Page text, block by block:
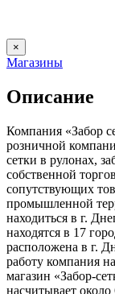
×
Магазины
Описание
Компания «Забор
розничной
сетки в рулонах,
собственной
сопутствующих
промышленной
находиться в г.
находятся в 17
расположена в г.
работу компания
магазин «Забор-
насчитывает